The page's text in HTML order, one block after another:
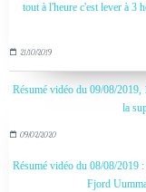
tout à l'heure c'est lever à 3
21/10/2019
Résumé vidéo du 09/08/
la
09/02/2020
Résumé vidéo du 08/08/2019
Fjord